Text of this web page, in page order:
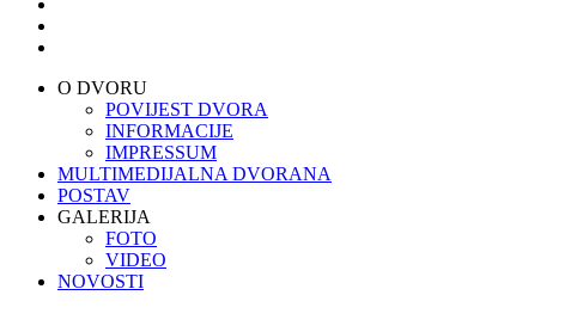
Close
O DVORU
POVIJEST DVORA
INFORMACIJE
IMPRESSUM
MULTIMEDIJALNA DVORANA
POSTAV
GALERIJA
FOTO
VIDEO
NOVOSTI